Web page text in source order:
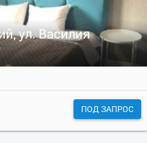
ул. Василия
ПОД ЗАПРОС